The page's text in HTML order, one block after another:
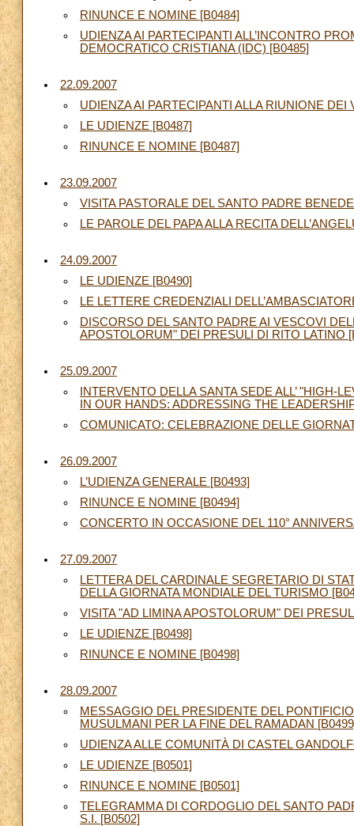
RINUNCE E NOMINE [B0484]
UDIENZA AI PARTECIPANTI ALL’INCONTRO
DEMOCRATICO CRISTIANA (IDC) [B0485]
22.09.2007
UDIENZA AI PARTECIPANTI ALLA RIUNIONE
LE UDIENZE [B0487]
RINUNCE E NOMINE [B0487]
23.09.2007
VISITA PASTORALE DEL SANTO PADRE
LE PAROLE DEL PAPA ALLA RECITA
24.09.2007
LE UDIENZE [B0490]
LE LETTERE CREDENZIALI
DISCORSO DEL SANTO PADRE AI VESCOVI
APOSTOLORUM" DEI PRESULI DI RITO LATINO
25.09.2007
INTERVENTO DELLA SANTA SEDE ALL’ "HIGH-
IN OUR HANDS: ADDRESSING THE
COMUNICATO: CELEBRAZIONE DELLE
26.09.2007
L’UDIENZA GENERALE [B0493]
RINUNCE E NOMINE [B0494]
CONCERTO IN OCCASIONE DEL 110°
27.09.2007
LETTERA DEL CARDINALE SEGRETARIO DI
DELLA GIORNATA MONDIALE DEL TURISMO
VISITA "AD LIMINA APOSTOLORUM" DEI
LE UDIENZE [B0498]
RINUNCE E NOMINE [B0498]
28.09.2007
MESSAGGIO DEL PRESIDENTE DEL
MUSULMANI PER LA FINE DEL RAMADAN
UDIENZA ALLE COMUNITÀ DI CASTEL
LE UDIENZE [B0501]
RINUNCE E NOMINE [B0501]
TELEGRAMMA DI CORDOGLIO DEL SANTO
S.I. [B0502]